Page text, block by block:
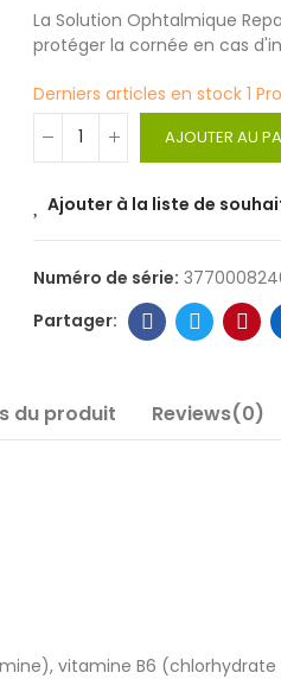
La Solution Ophtalmique
protéger la cornée en cas
Derniers articles en stock 1
AJOUTER AU
Ajouter à la liste de
Numéro de série:
du produit Reviews(0)
vitamine B6